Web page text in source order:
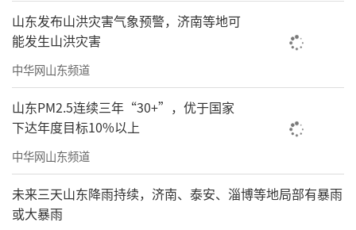
山东发布山洪灾害气象预警，济南等地可
能发生山洪灾害
中华网山东频道
山东PM2.5连续三年“30+”，优于国家
下达年度目标10%以上
中华网山东频道
未来三天山东降雨持续，济南、泰安、淄博等地局部有暴雨
或大暴雨